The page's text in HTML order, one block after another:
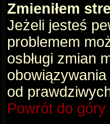
Zmieniłem
Jeżeli jesteś
problemem
osbługi zmian
od
Powrót do góry